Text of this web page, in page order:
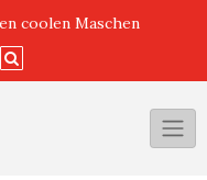
coolen Maschen